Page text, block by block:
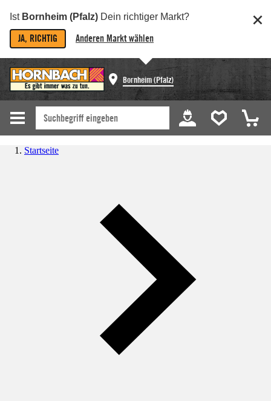
Ist Bornheim (Pfalz) Dein richtiger Markt?
JA, RICHTIG Anderen Markt wählen
Bornheim (Pfalz)
Startseite